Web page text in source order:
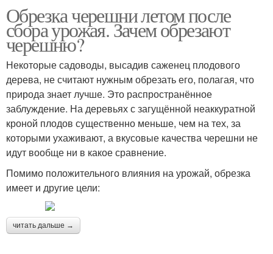
Обрезка черешни летом после
сбора урожая. Зачем обрезают
черешню?
Некоторые садоводы, высадив саженец плодового
дерева, не считают нужным обрезать его, полагая, что
природа знает лучше. Это распространённое
заблуждение. На деревьях с загущённой неаккуратной
кроной плодов существенно меньше, чем на тех, за
которыми ухаживают, а вкусовые качества черешни не
идут вообще ни в какое сравнение.
Помимо положительного влияния на урожай, обрезка
имеет и другие цели:
читать дальше →